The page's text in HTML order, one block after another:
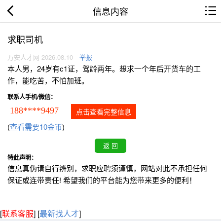
信息内容
求职司机
万安人才网 2026.08.10 举报
本人男，24岁有c1证，驾龄两年。想求一个年后开货车的工
作，能吃苦，不怕加班。
联系人手机/微信：
188****9497 点击查看完整信息
(查看需要10金币)
特此声明：
信息真伪请自行辨别，求职应聘须谨慎，网站对此不承担任何
保证或连带责任! 希望我们的平台能为您带来更多的便利！
[联系客服] [最新找人才]